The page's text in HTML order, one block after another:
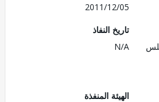
2011/12/05
تاريخ النفاذ
N/A
الهيئة المنفذة